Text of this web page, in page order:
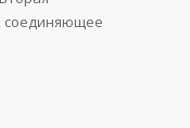
соединяющее